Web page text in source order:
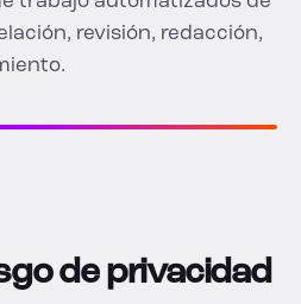
revisión, redacción,
de privacidad